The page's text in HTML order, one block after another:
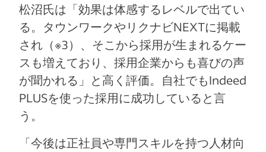
松沼氏は「効果は体感するレベルで出てい
る。タウンワークやリクナビNEXTに掲載
され（※3）、そこから採用が生まれるケー
スも増えており、採用企業からも喜びの声
が聞かれる」と高く評価。自社でもIndeed
PLUSを使った採用に成功していると言
う。
「今後は正社員や専門スキルを持つ人材向